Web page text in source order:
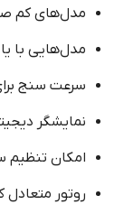
مدل‌های کم
مدل‌هایی با
سرعت سنج
نمایشگر
امکان
روتور متعادل